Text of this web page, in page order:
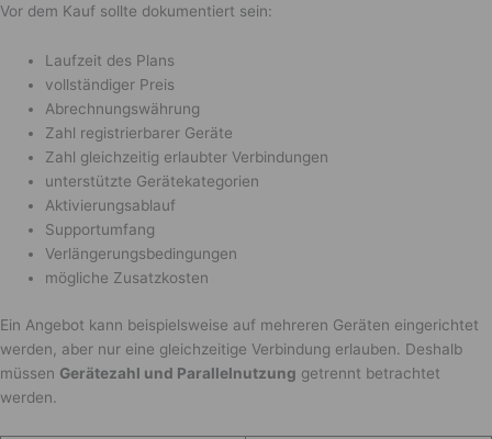
Vor dem Kauf sollte dokumentiert sein:
Laufzeit des Plans
vollständiger Preis
Abrechnungswährung
Zahl registrierbarer Geräte
Zahl gleichzeitig erlaubter Verbindungen
unterstützte Gerätekategorien
Aktivierungsablauf
Supportumfang
Verlängerungsbedingungen
mögliche Zusatzkosten
Ein Angebot kann beispielsweise auf mehreren Geräten eingerichtet
werden, aber nur eine gleichzeitige Verbindung erlauben. Deshalb
müssen Gerätezahl und Parallelnutzung getrennt betrachtet
werden.